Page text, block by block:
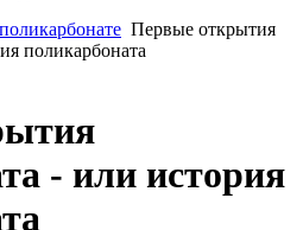
Первые открытия
поликарбоната
- или история